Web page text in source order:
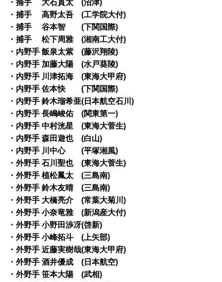
・捕手 大石貫太 (沼津)
・捕手 高野太吾 (工学院大付)
・捕手 谷本智 (下関国際)
・捕手 松下周雅 (湘南工大付)
・内野手 飯泉太紫 (藤沢翔陵)
・内野手 加藤大陽 (水戸葵陵)
・内野手 川津拓海 (東海大甲府)
・内野手 佐本快 (下関国際)
・内野手 鈴木瑠希亜(日本航空石川)
・内野手 長嶋峻佑 (関東第一)
・内野手 中村洸星 (東海大菅生)
・内野手 森田遊也 (白山)
・内野手 川中心 (平塚湘風)
・外野手 石川聖也 (東海大菅生)
・外野手 植松鳳太 (三島南)
・外野手 鈴木友晴 (三島南)
・外野手 大橋亮介 (常葉大菊川)
・外野手 小奈竜雅 (新潟産大付)
・外野手 小野田渉冴(啓新)
・外野手 小峰拓斗 (上矢部)
・外野手 近藤実樹哉(東海大甲府)
・外野手 酒井優成 (日本航空)
・外野手 笹本大陽 (武相)